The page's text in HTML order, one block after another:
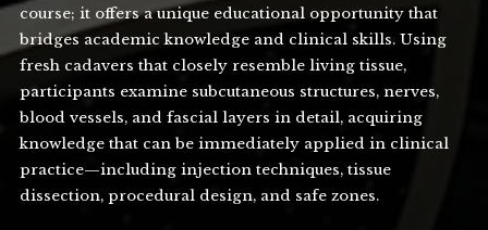
course; it offers a unique educational opportunity that
bridges academic knowledge and clinical skills. Using
fresh cadavers that closely resemble living tissue,
participants examine subcutaneous structures, nerves,
blood vessels, and fascial layers in detail, acquiring
knowledge that can be immediately applied in clinical
practice—including injection techniques, tissue
dissection, procedural design, and safe zones.